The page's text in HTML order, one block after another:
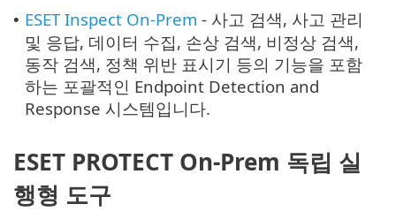
• ESET Inspect On-Prem - 사고 검색, 사고 관리
및 응답, 데이터 수집, 손상 검색, 비정상 검색,
동작 검색, 정책 위반 표시기 등의 기능을 포함
하는 포괄적인 Endpoint Detection and
Response 시스템입니다.
ESET PROTECT On-Prem 독립 실
행형 도구